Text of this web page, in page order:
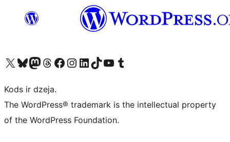
Apmeklējiet mūsu X (agrāk Twitter) kontu
Apmeklējiet mūsu Bluesky kontu
Apmeklējiet mūsu Mastodon kontu
Apmeklējiet mūsu Threads kontu
Apmeklējiet mūsu Facebook lapuApmeklējiet mūsu Instagram kontu
Apmeklējiet mūsu LinkedIn kontu
Apmeklējiet mūsu TikTok kontu
Apmeklējiet mūsu YouTube kanālu
Apmeklējiet mūsu Tumblr kontu
Kods ir dzeja.
The WordPress® trademark is the intellectual property
of the WordPress Foundation.